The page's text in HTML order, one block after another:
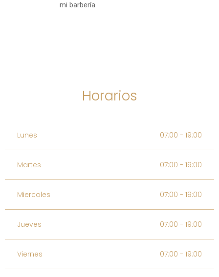
mi barbería.
Horarios
Lunes 07:00 - 19:00
Martes 07:00 - 19:00
Miercoles 07:00 - 19:00
Jueves 07:00 - 19:00
Viernes 07:00 - 19:00